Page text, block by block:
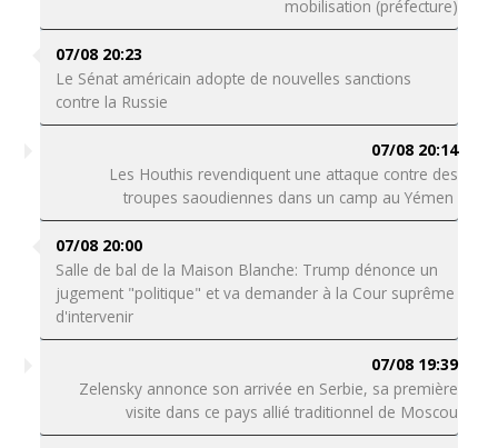
mobilisation (préfecture)
07/08 20:23
Le Sénat américain adopte de nouvelles sanctions
contre la Russie
07/08 20:14
Les Houthis revendiquent une attaque contre des
troupes saoudiennes dans un camp au Yémen
07/08 20:00
Salle de bal de la Maison Blanche: Trump dénonce un
jugement "politique" et va demander à la Cour suprême
d'intervenir
07/08 19:39
Zelensky annonce son arrivée en Serbie, sa première
visite dans ce pays allié traditionnel de Moscou